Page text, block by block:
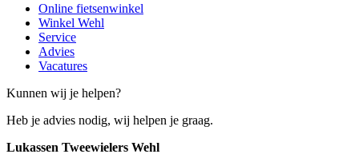
Online fietsenwinkel
Winkel Wehl
Service
Advies
Vacatures
Kunnen wij je helpen?
Heb je advies nodig, wij helpen je graag.
Lukassen Tweewielers Wehl